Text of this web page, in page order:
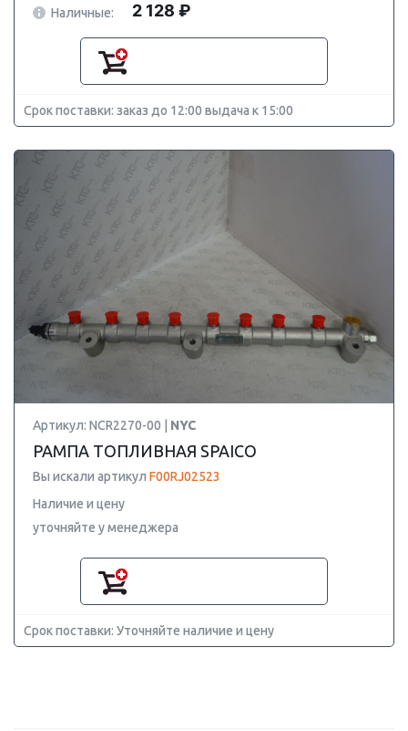
Наличные:
2 128 ₽
Срок поставки: заказ до 12:00 выдача к 15:00
Артикул: NCR2270-00 | NYC
РАМПА ТОПЛИВНАЯ SPAICO
Вы искали артикул F00RJ02523
Наличие и цену
уточняйте у менеджера
Срок поставки: Уточняйте наличие и цену